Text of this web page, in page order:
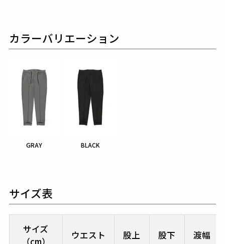
カラーバリエーション
GRAY BLACK
サイズ表
サイズ
（cm）
ウエスト 股上 股下 渡幅